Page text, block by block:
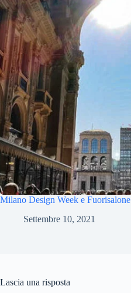
Milano Design Week e Fuorisalone
Settembre 10, 2021
Lascia una risposta